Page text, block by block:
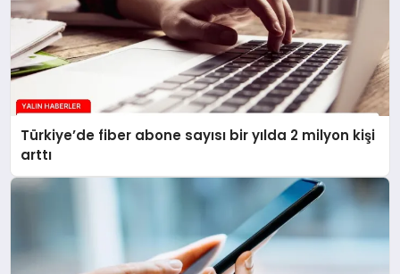
Türkiye’de fiber abone sayısı bir yılda 2 milyon kişi
arttı